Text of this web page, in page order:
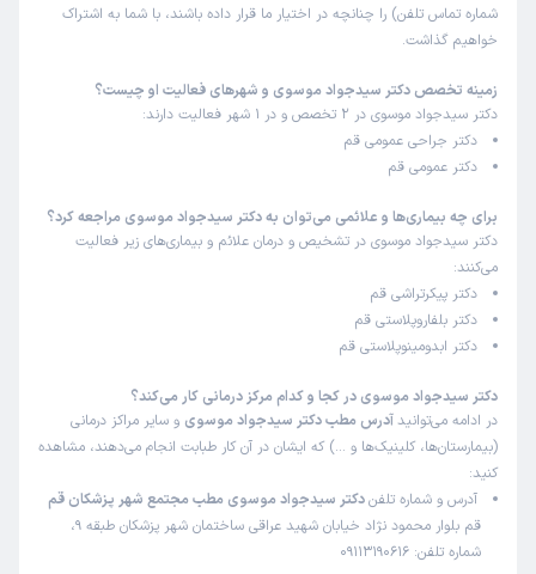
شماره تماس تلفن) را چنانچه در اختیار ما قرار داده باشند، با شما به اشتراک
خواهیم گذاشت.
زمینه تخصص دکتر سیدجواد موسوی و شهرهای فعالیت او چیست؟
دکتر سیدجواد موسوی در 2 تخصص و در 1 شهر فعالیت دارند:
دکتر جراحی عمومی قم
دکتر عمومی قم
برای چه بیماری‌ها و علائمی می‌توان به دکتر سیدجواد موسوی مراجعه کرد؟
دکتر سیدجواد موسوی در تشخیص و درمان علائم و بیماری‌های زیر فعالیت
می‌کنند:
دکتر پیکرتراشی قم
دکتر بلفاروپلاستی قم
دکتر ابدومینوپلاستی قم
دکتر سیدجواد موسوی در کجا و کدام مرکز درمانی کار می‌کند؟
در ادامه می‌توانید آدرس مطب دکتر سیدجواد موسوی و سایر مراکز درمانی
(بیمارستان‌ها، کلینیک‌ها و …) که ایشان در آن کار طبابت انجام می‌دهند، مشاهده
کنید:
آدرس و شماره تلفندکتر سیدجواد موسوی مطب مجتمع شهر پزشکان قم
قم بلوار محمود نژاد خیابان شهید عراقی ساختمان شهر پزشکان طبقه 9،
شماره تلفن: 09113190616